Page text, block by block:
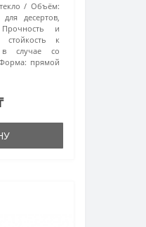
Объём:
для десертов,
Прочность и
стойкость к
случае со
прямой